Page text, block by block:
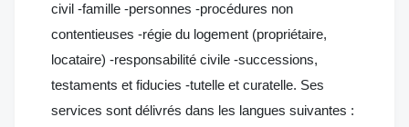
civil -famille -personnes -procédures non
contentieuses -régie du logement (propriétaire,
locataire) -responsabilité civile -successions,
testaments et fiducies -tutelle et curatelle. Ses
services sont délivrés dans les langues suivantes :